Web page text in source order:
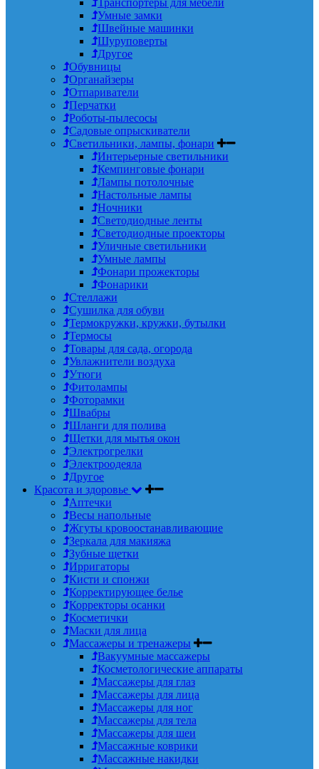
Умные замки
Швейные машинки
Шуруповерты
Другое
Обувницы
Органайзеры
Отпариватели
Перчатки
Роботы-пылесосы
Садовые опрыскиватели
Светильники, лампы, фонари
Интерьерные светильники
Кемпинговые фонари
Лампы потолочные
Настольные лампы
Ночники
Светодиодные ленты
Светодиодные проекторы
Уличные светильники
Умные лампы
Фонари прожекторы
Фонарики
Стеллажи
Сушилка для обуви
Термокружки, кружки, бутылки
Термосы
Товары для сада, огорода
Увлажнители воздуха
Утюги
Фитолампы
Фоторамки
Швабры
Шланги для полива
Щетки для мытья окон
Электрогрелки
Электроодеяла
Другое
Красота и здоровье
Аптечки
Весы напольные
Жгуты кровоостанавливающие
Зеркала для макияжа
Зубные щетки
Ирригаторы
Кисти и спонжи
Корректирующее белье
Корректоры осанки
Косметички
Маски для лица
Массажеры и тренажеры
Вакуумные массажеры
Косметологические аппараты
Массажеры для глаз
Массажеры для лица
Массажеры для ног
Массажеры для тела
Массажеры для шеи
Массажные коврики
Массажные накидки